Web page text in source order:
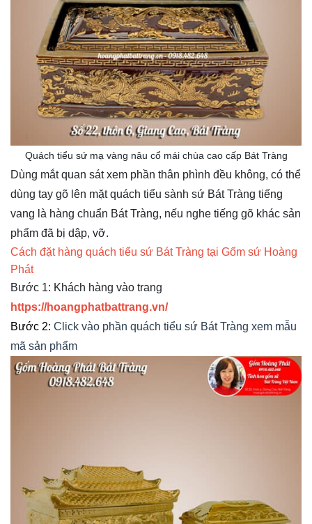
Quách tiểu sứ mạ vàng nâu cổ mái chùa cao cấp Bát Tràng
Dùng mắt quan sát xem phần thân phình đều không, có thể
dùng tay gõ lên mặt quách tiểu sành sứ Bát Tràng tiếng
vang là hàng chuẩn Bát Tràng, nếu nghe tiếng gõ khác sản
phẩm đã bị dập, vỡ.
Cách đặt hàng quách tiểu sứ Bát Tràng tại Gốm sứ Hoàng
Phát
Bước 1: Khách hàng vào trang
https://hoangphatbattrang.vn/
Bước 2: Click vào phần quách tiểu sứ Bát Tràng xem mẫu
mã sản phẩm